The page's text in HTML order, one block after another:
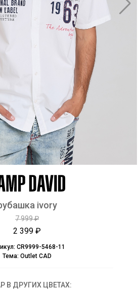
ivory
7 999 ₽
2 399 ₽
CR9999-5468-11
Тема: Outlet CAD
В ДРУГИХ ЦВЕТАХ: